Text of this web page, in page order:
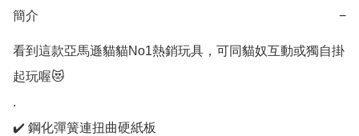
簡介 −
看到這款亞馬遜貓貓No1熱銷玩具，可同貓奴互動或獨自掛
起玩喔😻
.
✔️ 鋼化彈簧連扭曲硬紙板